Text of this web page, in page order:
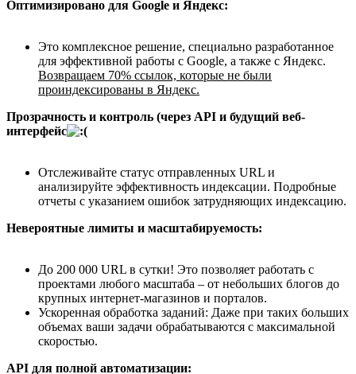
Оптимизировано для Google и Яндекс:
Это комплексное решение, специально разработанное
для эффективной работы с Google, а также с Яндекс.
Возвращаем 70% ссылок, которые не были
проиндексированы в Яндекс.
Прозрачность и контроль (через API и будущий веб-
интерфейс
Отслеживайте статус отправленных URL и
анализируйте эффективность индексации. Подробные
отчеты с указанием ошибок затрудняющих индексацию.
Невероятные лимиты и масштабируемость:
До 200 000 URL в сутки! Это позволяет работать с
проектами любого масштаба – от небольших блогов до
крупных интернет-магазинов и порталов.
Ускоренная обработка заданий: Даже при таких больших
объемах ваши задачи обрабатываются с максимальной
скоростью.
API для полной автоматизации: